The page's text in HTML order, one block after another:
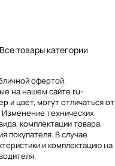
Все товары категории
офертой.
на нашем сайте ru-
и цвет, могут отличаться от
Изменение технических
комплектации товара,
покупателя. В случае
и комплектацию на